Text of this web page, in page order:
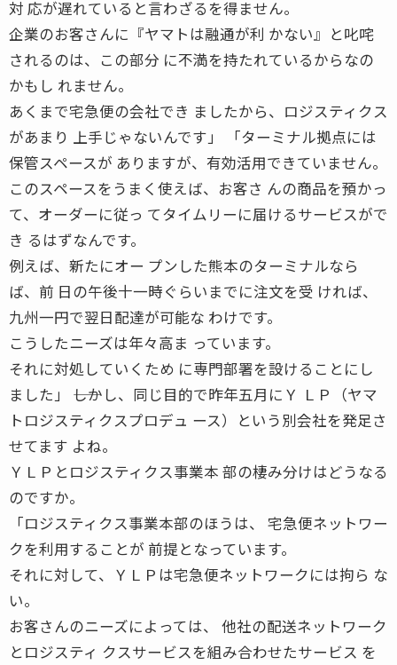
対 応が遅れていると言わざるを得ません。
企業のお客さんに『ヤマトは融通が利 かない』と叱咤
されるのは、この部分 に不満を持たれているからなの
かもし れません。
あくまで宅急便の会社でき ましたから、ロジスティクス
があまり 上手じゃないんです」 「ターミナル拠点には
保管スペースが ありますが、有効活用できていません。
このスペースをうまく使えば、お客さ んの商品を預かっ
て、オーダーに従っ てタイムリーに届けるサービスがで
き るはずなんです。
例えば、新たにオー プンした熊本のターミナルなら
ば、前 日の午後十一時ぐらいまでに注文を受 ければ、
九州一円で翌日配達が可能な わけです。
こうしたニーズは年々高ま っています。
それに対処していくため に専門部署を設けることにし
ました」 ――しかし、同じ目的で昨年五月にＹ ＬＰ（ヤマ
トロジスティクスプロデュ ース）という別会社を発足さ
せてます よね。
ＹＬＰとロジスティクス事業本 部の棲み分けはどうなる
のですか。
「ロジスティクス事業本部のほうは、 宅急便ネットワー
クを利用することが 前提となっています。
それに対して、ＹＬＰは宅急便ネットワークには拘ら な
い。
お客さんのニーズによっては、 他社の配送ネットワーク
とロジスティ クスサービスを組み合わせたサービス を